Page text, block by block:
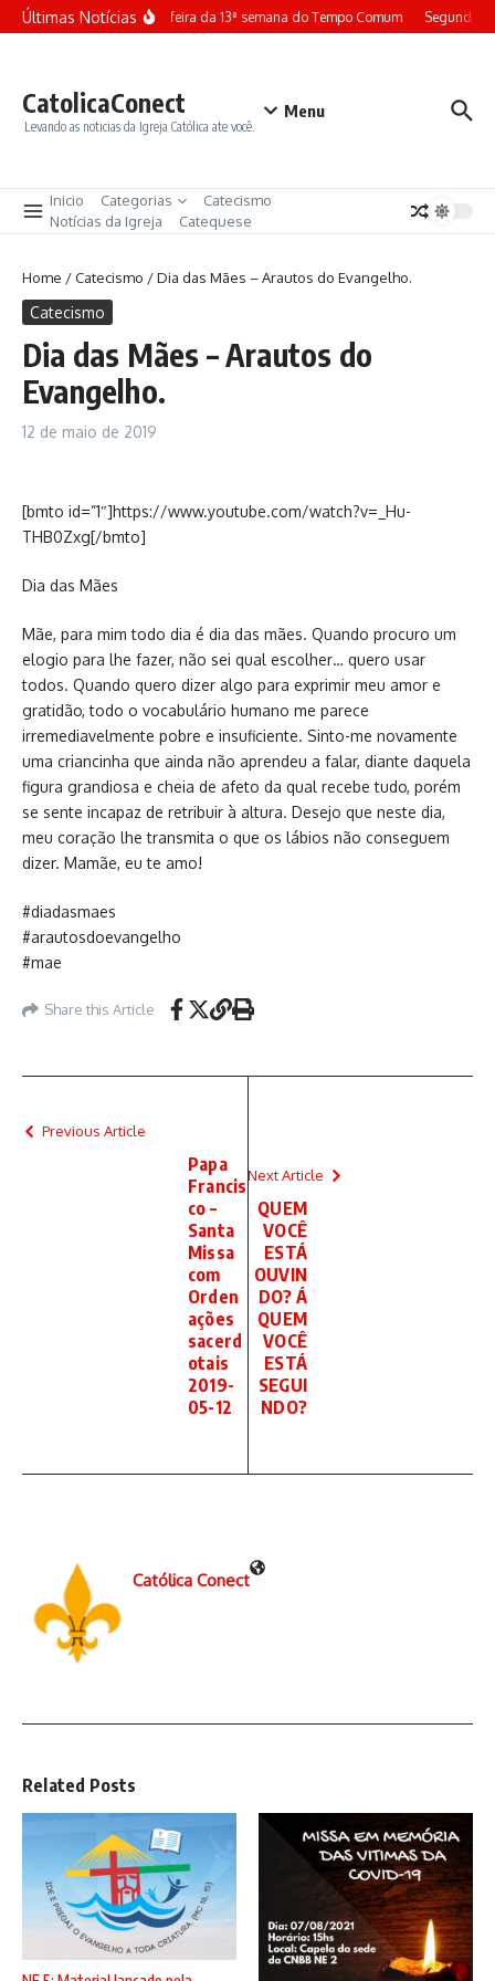
Ir para o conteúdo
Últimas NotíciasTerça-feira da 13ª semana do Tempo Comum Segunda-
CatolicaConect
Levando as noticias da Igreja Católica ate você.
Menu
Inicio Categorias
Catecismo
Notícias da Igreja
Catequese
Home /Catecismo /Dia das Mães – Arautos do Evangelho.
Catecismo
Dia das Mães – Arautos do
Evangelho.
12 de maio de 2019
[bmto id=”1″]https://www.youtube.com/watch?v=_Hu-
THB0Zxg[/bmto]
Dia das Mães
Mãe, para mim todo dia é dia das mães. Quando procuro um
elogio para lhe fazer, não sei qual escolher… quero usar
todos. Quando quero dizer algo para exprimir meu amor e
gratidão, todo o vocabulário humano me parece
irremediavelmente pobre e insuficiente. Sinto-me novamente
uma criancinha que ainda não aprendeu a falar, diante daquela
figura grandiosa e cheia de afeto da qual recebe tudo, porém
se sente incapaz de retribuir à altura. Desejo que neste dia,
meu coração lhe transmita o que os lábios não conseguem
dizer. Mamãe, eu te amo!
#diadasmaes
#arautosdoevangelho
#mae
Share this Article
Previous Article
Papa
Francis
co –
Santa
Missa
com
Orden
ações
sacerd
otais
2019-
05-12
Next Article
QUEM
VOCÊ
ESTÁ
OUVIN
DO? Á
QUEM
VOCÊ
ESTÁ
SEGUI
NDO?
Católica Conect
Related Posts